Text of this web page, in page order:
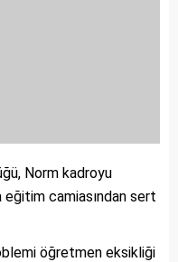
Norm kadroyu
camiasından sert
öğretmen eksikliği